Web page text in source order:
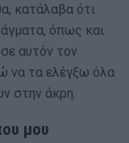
κατάλαβα ότι
όπως και
αυτόν τον
να τα ελέγξω όλα
στην άκρη.
μου